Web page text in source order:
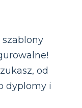
szablony
od
dyplomy i